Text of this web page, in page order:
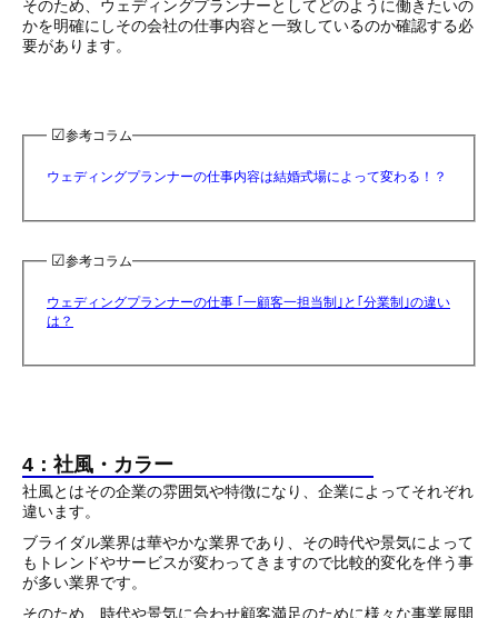
そのため、ウェディングプランナーとしてどのように働きたいの
かを明確にしその会社の仕事内容と一致しているのか確認する必
要があります。
☑︎参考コラム
ウェディングプランナーの仕事内容は結婚式場によって変わる！？
☑︎参考コラム
ウェディングプランナーの仕事 ｢一顧客一担当制｣と｢分業制｣の違い
は？
4：社風・カラー
社風とはその企業の雰囲気や特徴になり、企業によってそれぞれ
違います。
ブライダル業界は華やかな業界であり、その時代や景気によって
もトレンドやサービスが変わってきますので比較的変化を伴う事
が多い業界です。
そのため、時代や景気に合わせ顧客満足のために様々な事業展開